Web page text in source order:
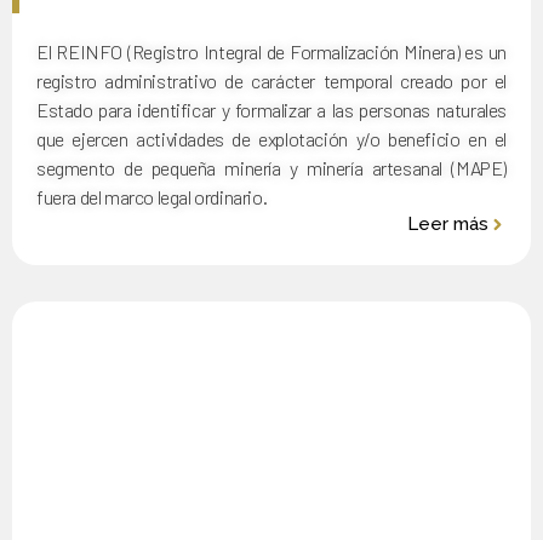
El REINFO (Registro Integral de Formalización Minera) es un
registro administrativo de carácter temporal creado por el
Estado para identificar y formalizar a las personas naturales
que ejercen actividades de explotación y/o beneficio en el
segmento de pequeña minería y minería artesanal (MAPE)
fuera del marco legal ordinario.
Leer más